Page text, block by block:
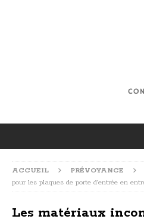
ACCUEIL PRÉVOYANCE
pour les plaques de porte d’entrée en
Les matériaux